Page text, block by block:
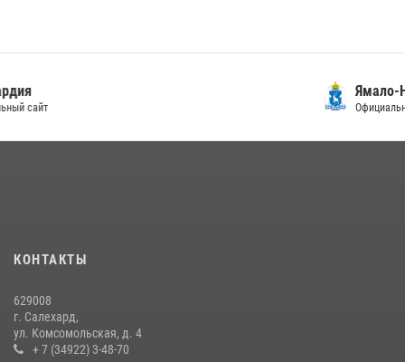
«Каникулы с Росгвардией» продолжаются на Ямале
14 июля 2026, 06:53
КОНТАКТЫ
629008
г. Салехард,
ул. Комсомольская, д. 4
+ 7 (34922) 3-48-70